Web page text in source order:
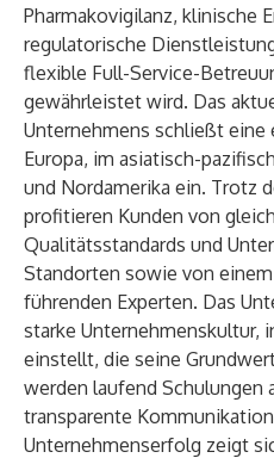
Pharmakovigilanz, klinische
regulatorische
flexible Full-Service-
gewährleistet wird. Das
Unternehmens schließt eine
Europa, im asiatisch-
und Nordamerika ein. Trotz
profitieren Kunden von
Qualitätsstandards und
Standorten sowie von
führenden Experten. Das
starke Unternehmenskultur,
einstellt, die seine
werden laufend Schulungen
transparente
Unternehmenserfolg zeigt